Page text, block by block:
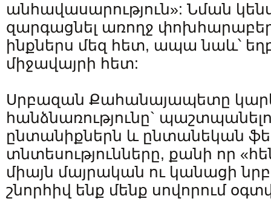
անհավասարություն»: Նման
զարգացնել առողջ
ինքներս մեզ հետ, ապա նաև՝
միջավայրի հետ:
Սրբազան Քահանայապետը
հանձնառությունը`
ընտանիքներն և ընտանեկան
տնտեսությունները, քանի որ
միայն մայրական ու կանացի
շնորհիվ ենք մենք սովորում